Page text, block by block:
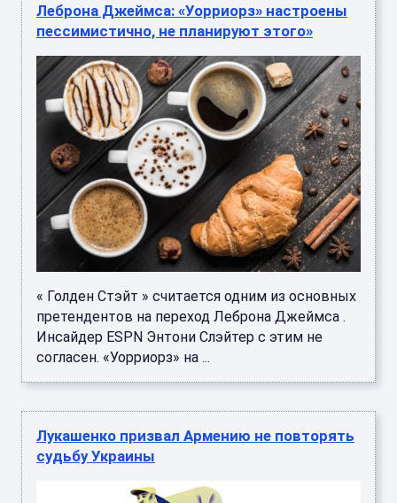
Леброна Джеймса: «Уорриорз» настроены
пессимистично, не планируют этого»
« Голден Стэйт » считается одним из основных
претендентов на переход Леброна Джеймса .
Инсайдер ESPN Энтони Слэйтер с этим не
согласен. «Уорриорз» на ...
Лукашенко призвал Армению не повторять
судьбу Украины